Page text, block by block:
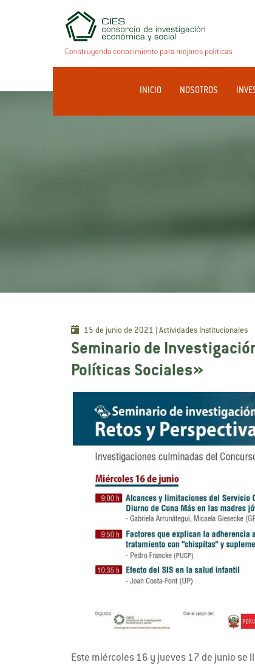
INICIO NOSOTROS
15 de junio de 2021 | Actividades Institucionales
Seminario de
Políticas Sociales»
Este miércoles 16 y jueves 17 de junio se